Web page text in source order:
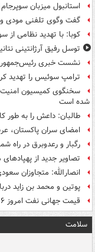
استانبول میزبان
گفت وگوی تلفنی مودی و
کوبا: با تهدید نظامی از
توسل رفیق آرژانتینی
نشست خبری رئیس‌جمهور
ترامپ سوئیس را تهدید
سخنگوی کمیسیون
شده است
طالبان: داعش را به طور
امضای سران پاکستان،
رگبار و رعدوبرق در راه
تصاویر جدید از
انصارالله: متجاوزان
پوتین و محمد بن زاید
قیمت جهانی نفت امروز ۱۶ مرداد
سلامت